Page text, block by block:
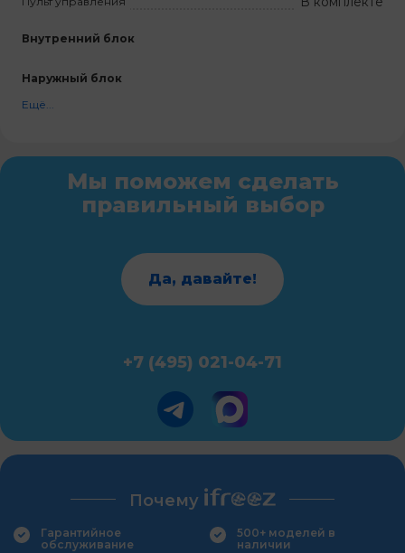
Внутренний блок
Наружный блок
Ещё...
Мы поможем сделать
правильный выбор
Да, давайте!
+7 (495) 021-04-71
Почему
Гарантийное
обслуживание
500+ моделей в
наличии